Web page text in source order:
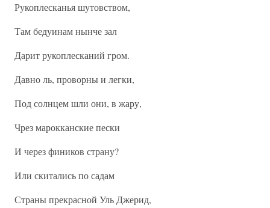
Рукоплесканья шутовством,
Там бедуинам нынче зал
Дарит рукоплесканий гром.
Давно ль, проворны и легки,
Под солнцем шли они, в жару,
Чрез марокканские пески
И через фиников страну?
Или скитались по садам
Страны прекрасной Уль Джерид,